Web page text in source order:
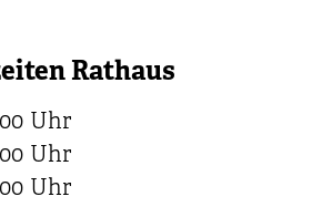
Rathaus
Uhr
Uhr
Uhr